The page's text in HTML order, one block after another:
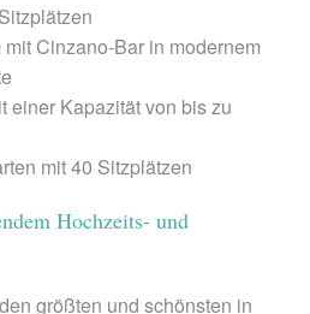
Cinzano-Bar in modernem
einer Kapazität von bis zu
mit 40 Sitzplätzen
Hochzeits- und
größten und schönsten in